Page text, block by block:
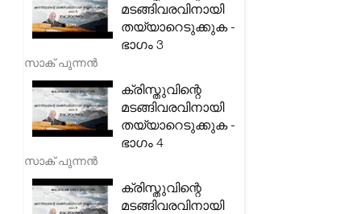
മടങ്ങിവരവിനായി
തയ്യാറെടുക്കുക -
ഭാഗം 3
സാക് പുന്നൻ
ക്രിസ്തുവിന്റെ
മടങ്ങിവരവിനായി
തയ്യാറെടുക്കുക -
ഭാഗം 4
സാക് പുന്നൻ
ക്രിസ്തുവിന്റെ
മടങ്ങിവരവിനായി